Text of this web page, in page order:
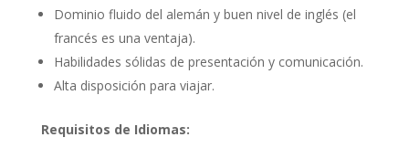
Dominio fluido del alemán y buen nivel de inglés (el
francés es una ventaja).
Habilidades sólidas de presentación y comunicación.
Alta disposición para viajar.
Requisitos de Idiomas: